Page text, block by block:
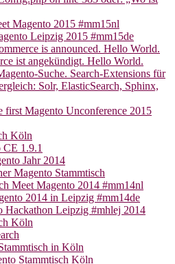
Magento 2015 #mm15nl
Leipzig 2015 #mm15de
is announced. Hello World.
ist angekündigt. Hello World.
Suche. Search-Extensions für
Solr, ElasticSearch, Sphinx,
first Magento Unconference 2015
Köln
1.9.1
Jahr 2014
Magento Stammtisch
Meet Magento 2014 #mm14nl
2014 in Leipzig #mm14de
Hackathon Leipzig #mhlej 2014
Köln
in Köln
Stammtisch Köln